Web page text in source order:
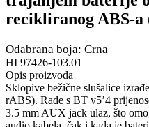
recikliranog ABS-a
Odabrana boja: Crna
HI 97426-103.01
Opis proizvoda
Sklopive bežične slušalice
rABS). Rade s BT v5’4
3.5 mm AUX jack ulaz, što